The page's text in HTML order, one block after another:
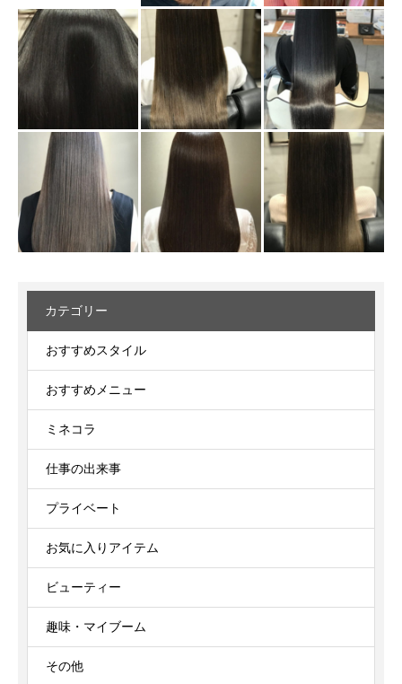
カテゴリー
おすすめスタイル
おすすめメニュー
ミネコラ
仕事の出来事
プライベート
お気に入りアイテム
ビューティー
趣味・マイブーム
その他